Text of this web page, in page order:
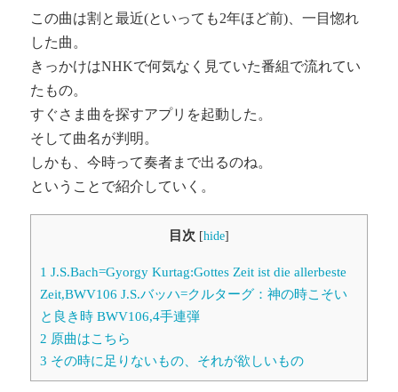
この曲は割と最近(といっても2年ほど前)、一目惚れ
した曲。
きっかけはNHKで何気なく見ていた番組で流れてい
たもの。
すぐさま曲を探すアプリを起動した。
そして曲名が判明。
しかも、今時って奏者まで出るのね。
ということで紹介していく。
目次 [hide]
1 J.S.Bach=Gyorgy Kurtag:Gottes Zeit ist die allerbeste
Zeit,BWV106 J.S.バッハ=クルターグ：神の時こそい
と良き時 BWV106,4手連弾
2 原曲はこちら
3 その時に足りないもの、それが欲しいもの